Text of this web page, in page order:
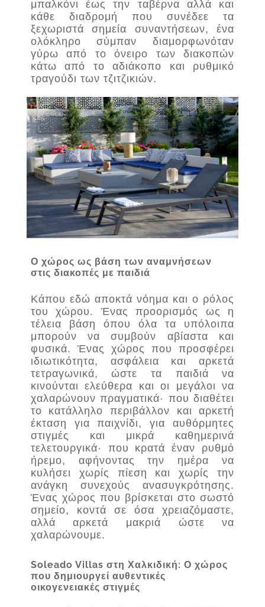
μπαλκόνι έως την ταβέρνα αλλά και
κάθε διαδρομή που συνέδεε τα
ξεχωριστά σημεία συναντήσεων, ένα
ολόκληρο σύμπαν διαμορφωνόταν
γύρω από το όνειρο των διακοπών
κάτω από το αδιάκοπο και ρυθμικό
τραγούδι των τζιτζικιών.
Ο χώρος ως βάση των αναμνήσεων
στις διακοπές με παιδιά
Κάπου εδώ αποκτά νόημα και ο ρόλος
του χώρου. Ένας προορισμός ως η
τέλεια βάση όπου όλα τα υπόλοιπα
μπορούν να συμβούν αβίαστα και
φυσικά. Ένας χώρος που προσφέρει
ιδιωτικότητα, ασφάλεια και αρκετά
τετραγωνικά, ώστε τα παιδιά να
κινούνται ελεύθερα και οι μεγάλοι να
χαλαρώνουν πραγματικά· που διαθέτει
το κατάλληλο περιβάλλον και αρκετή
έκταση για παιχνίδι, για αυθόρμητες
στιγμές και μικρά καθημερινά
τελετουργικά· που κρατά έναν ρυθμό
ήρεμο, αφήνοντας την ημέρα να
κυλήσει χωρίς πίεση και χωρίς την
ανάγκη συνεχούς ανασυγκρότησης.
Ένας χώρος που βρίσκεται στο σωστό
σημείο, κοντά σε όσα χρειαζόμαστε,
αλλά αρκετά μακριά ώστε να
χαλαρώνουμε.
Soleado Villas στη Χαλκιδική: Ο χώρος
που δημιουργεί αυθεντικές
οικογενειακές στιγμές